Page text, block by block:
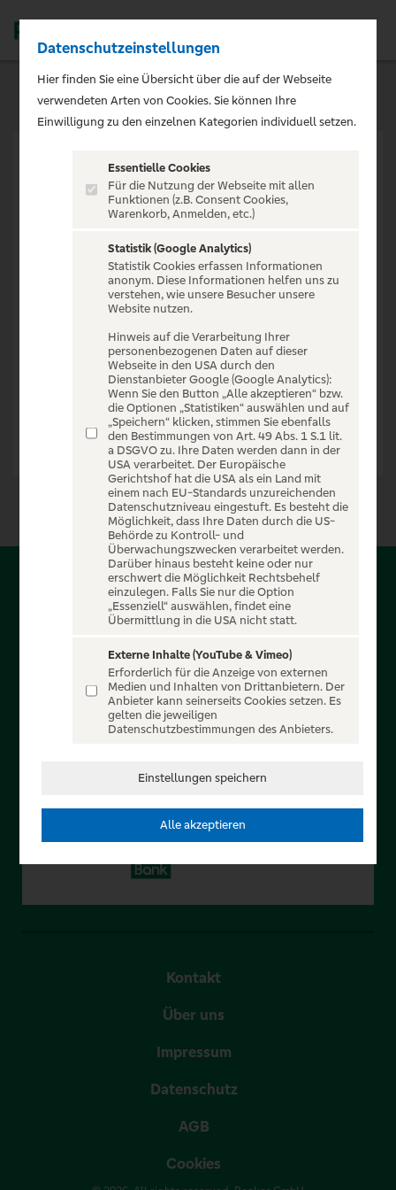
VERANSTALTUNG NICHT
GEFUNDEN
Zur Startseite
Über PSD-Entertain
Service für alle Kunden der PSD Banken. Auf unserem
einzigartigen Portal finden Sie Tickets für atemberaubende
Konzerte, Musicals und Shows, die Fußball-Bundesliga sowie
die Champions League und die Europa League.
In Zusammenarbeit mit
Kontakt
Über uns
Impressum
Datenschutz
AGB
Cookies
Datenschutzeinstellungen
Hier finden Sie eine Übersicht über die auf der Webseite
verwendeten Arten von Cookies. Sie können Ihre
Einwilligung zu den einzelnen Kategorien individuell setzen.
Essentielle Cookies
Für die Nutzung der Webseite mit allen
Funktionen (z.B. Consent Cookies,
Warenkorb, Anmelden, etc.)
Statistik (Google Analytics)
Statistik Cookies erfassen Informationen
anonym. Diese Informationen helfen uns zu
verstehen, wie unsere Besucher unsere
Website nutzen.
Hinweis auf die Verarbeitung Ihrer
personenbezogenen Daten auf dieser
Webseite in den USA durch den
Dienstanbieter Google (Google Analytics):
Wenn Sie den Button „Alle akzeptieren“ bzw.
die Optionen „Statistiken“ auswählen und auf
„Speichern“ klicken, stimmen Sie ebenfalls
den Bestimmungen von Art. 49 Abs. 1 S.1 lit.
a DSGVO zu. Ihre Daten werden dann in der
USA verarbeitet. Der Europäische
Gerichtshof hat die USA als ein Land mit
einem nach EU-Standards unzureichenden
Datenschutzniveau eingestuft. Es besteht die
Möglichkeit, dass Ihre Daten durch die US-
Behörde zu Kontroll- und
Überwachungszwecken verarbeitet werden.
Darüber hinaus besteht keine oder nur
erschwert die Möglichkeit Rechtsbehelf
einzulegen. Falls Sie nur die Option
„Essenziell“ auswählen, findet eine
Übermittlung in die USA nicht statt.
Externe Inhalte (YouTube & Vimeo)
Erforderlich für die Anzeige von externen
Medien und Inhalten von Drittanbietern. Der
Anbieter kann seinerseits Cookies setzen. Es
gelten die jeweiligen
Datenschutzbestimmungen des Anbieters.
Einstellungen speichern
Alle akzeptieren